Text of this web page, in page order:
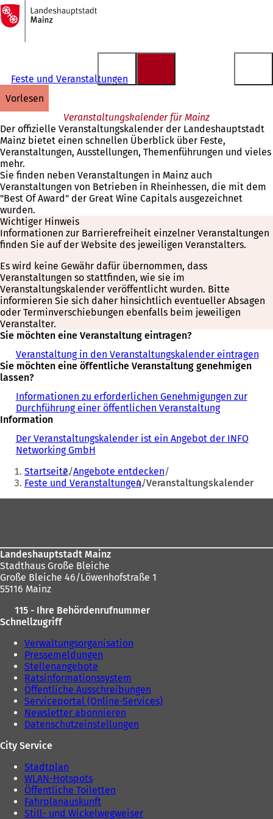
Inhalt anspringen
Zur
Startseite
Feste und Veranstaltungen
vorlesen
Veranstaltungskalender für Mainz
Der offizielle Veranstaltungskalender der Landeshauptstadt
Mainz bietet einen schnellen Überblick über Feste,
Veranstaltungen, Ausstellungen, Themenführungen und vieles
mehr.
Sie finden neben Veranstaltungen in Mainz auch
Veranstaltungen von Betrieben in Rheinhessen, die mit dem
"Best Of Award" der Great Wine Capitals ausgezeichnet
wurden.
Wichtiger Hinweis
Informationen zur Barrierefreiheit einzelner Veranstaltungen
finden Sie auf der Website des jeweiligen Veranstalters.
Es wird keine Gewähr dafür übernommen, dass
Veranstaltungen so stattfinden, wie sie im
Veranstaltungskalender veröffentlicht wurden. Bitte
informieren Sie sich daher hinsichtlich eventueller Absagen
oder Terminverschiebungen ebenfalls beim jeweiligen
Veranstalter.
Sie möchten eine Veranstaltung eintragen?
Veranstaltung in den Veranstaltungskalender eintragen
Sie möchten eine öffentliche Veranstaltung genehmigen
lassen?
Informationen zu erforderlichen Genehmigungen zur
Durchführung einer öffentlichen Veranstaltung
Information
Der Veranstaltungskalender ist ein Angebot der INFO
Networking GmbH
Sie
befinden
sich
Startseite Angebote entdecken
Feste und Veranstaltungen Veranstaltungskalender
Landeshauptstadt Mainz
Stadthaus Große Bleiche
Große Bleiche 46/Löwenhofstraße 1
55116 Mainz
115 - Ihre Behördenrufnummer
Schnellzugriff
Verwaltungsorganisation
Pressemeldungen
Stellenangebote
Ratsinformationssystem
Öffentliche Ausschreibungen
Serviceportal (Online-Services)
Newsletter abonnieren
Datenschutzeinstellungen
City Service
Stadtplan
WLAN-Hotspots
Öffentliche Toiletten
Fahrplanauskunft
Still- und Wickelwegweiser